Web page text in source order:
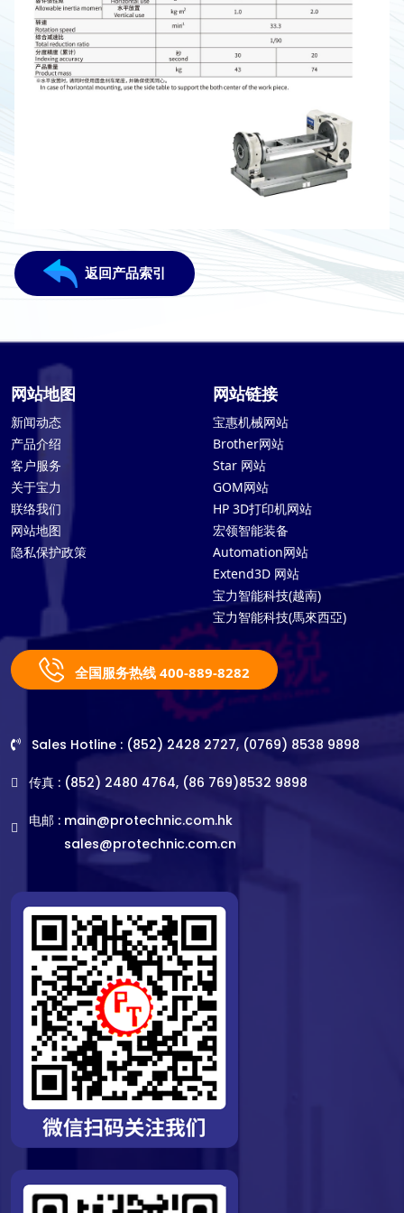
返回产品索引
网站地图
新闻动态
产品介绍
客户服务
关于宝力
联络我们
网站地图
隐私保护政策
网站链接
宝惠机械网站
Brother网站
Star 网站
GOM网站
HP 3D打印机网站
宏领智能装备
Automation网站
Extend3D 网站
宝力智能科技(越南)
宝力智能科技(馬來西亞)
全国服务热线 400-889-8282
Sales Hotline : (852) 2428 2727, (0769) 8538 9898
传真 : (852) 2480 4764, (86 769)8532 9898
电邮 : main@protechnic.com.hk
sales@protechnic.com.cn